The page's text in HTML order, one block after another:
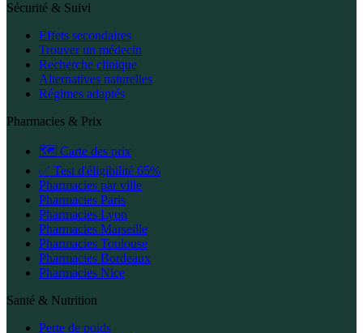
Sécurité & Suivi
Effets secondaires
Trouver un médecin
Recherche clinique
Alternatives naturelles
Régimes adaptés
Pharmacies & Prix
🗺️ Carte des prix
✅ Test d'éligibilité 65%
Pharmacies par ville
Pharmacies Paris
Pharmacies Lyon
Pharmacies Marseille
Pharmacies Toulouse
Pharmacies Bordeaux
Pharmacies Nice
Santé & Nutrition
Perte de poids